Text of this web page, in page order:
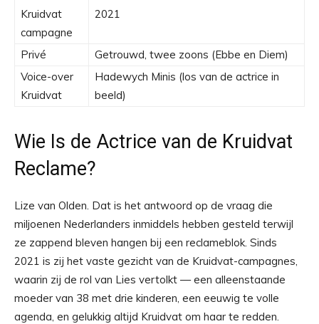
Kruidvat
campagne
2021
Privé
Getrouwd, twee zoons (Ebbe en Diem)
Voice-over
Kruidvat
Hadewych Minis (los van de actrice in
beeld)
Wie Is de Actrice van de Kruidvat
Reclame?
Lize van Olden. Dat is het antwoord op de vraag die
miljoenen Nederlanders inmiddels hebben gesteld terwijl
ze zappend bleven hangen bij een reclameblok. Sinds
2021 is zij het vaste gezicht van de Kruidvat-campagnes,
waarin zij de rol van Lies vertolkt — een alleenstaande
moeder van 38 met drie kinderen, een eeuwig te volle
agenda, en gelukkig altijd Kruidvat om haar te redden.